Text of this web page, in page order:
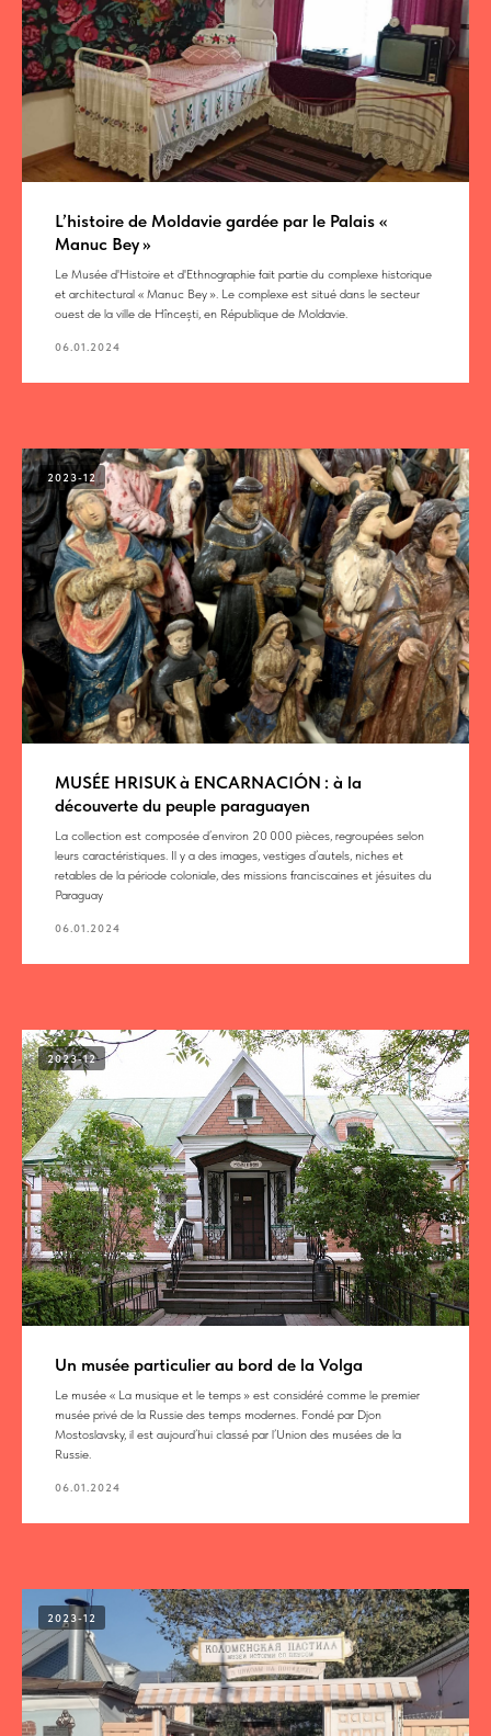
L’histoire de Moldavie gardée par le Palais «
Manuc Bey »
Le Musée d'Histoire et d'Ethnographie fait partie du complexe historique
et architectural « Manuc Bey ». Le complexe est situé dans le secteur
ouest de la ville de Hîncești, en République de Moldavie.
06.01.2024
2023-12
MUSÉE HRISUK à ENCARNACIÓN : à la
découverte du peuple paraguayen
La collection est composée d’environ 20 000 pièces, regroupées selon
leurs caractéristiques. Il y a des images, vestiges d’autels, niches et
retables de la période coloniale, des missions franciscaines et jésuites du
Paraguay
06.01.2024
2023-12
Un musée particulier au bord de la Volga
Le musée « La musique et le temps » est considéré comme le premier
musée privé de la Russie des temps modernes. Fondé par Djon
Mostoslavsky, il est aujourd’hui classé par l’Union des musées de la
Russie.
06.01.2024
2023-12